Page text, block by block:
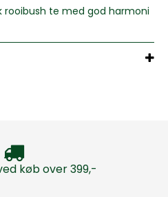
rooibush te med god harmoni
køb over 399,-